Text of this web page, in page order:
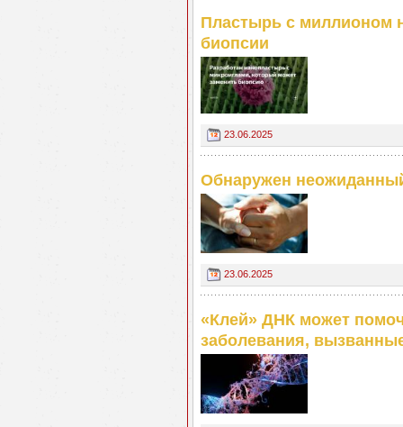
Пластырь с миллионом
биопсии
23.06.2025
Обнаружен
23.06.2025
«Клей» ДНК может
заболевания,